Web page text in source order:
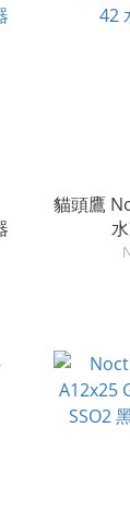
貓頭鷹